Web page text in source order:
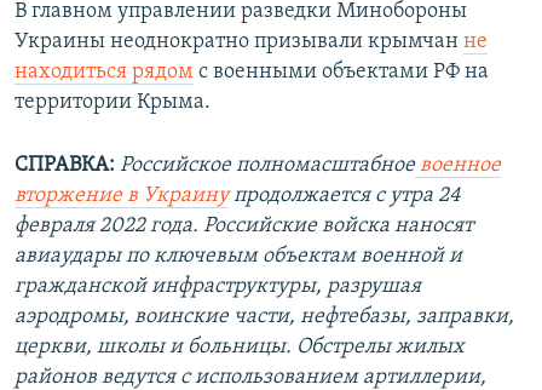
В главном управлении разведки Минобороны
Украины неоднократно призывали крымчан не
находиться рядом с военными объектами РФ на
территории Крыма.
СПРАВКА: Российское полномасштабноевоенное
вторжение в Украинупродолжается с утра 24
февраля 2022 года. Российские войска наносят
авиаудары по ключевым объектам военной и
гражданской инфраструктуры, разрушая
аэродромы, воинские части, нефтебазы, заправки,
церкви, школы и больницы. Обстрелы жилых
районов ведутся с использованием артиллерии,